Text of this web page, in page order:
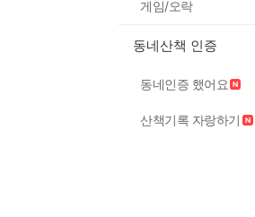
게임/오락
동네산책 인증
동네인증 했어요
산책기록 자랑하기